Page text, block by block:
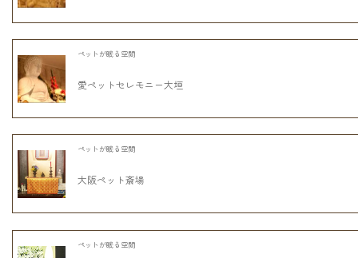
ペットが眠る空間
愛ペットセレモニー大垣
ペットが眠る空間
大阪ペット斎場
ペットが眠る空間